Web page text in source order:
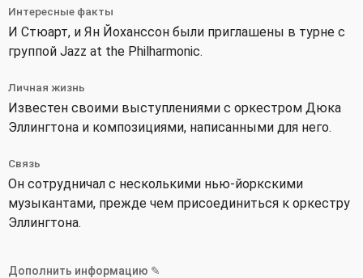
Интересные факты
И Стюарт, и Ян Йоханссон были приглашены в турне с
группой Jazz at the Philharmonic.
Личная жизнь
Известен своими выступлениями с оркестром Дюка
Эллингтона и композициями, написанными для него.
Связь
Он сотрудничал с несколькими нью-йоркскими
музыкантами, прежде чем присоединиться к оркестру
Эллингтона.
Дополнить информацию ✎